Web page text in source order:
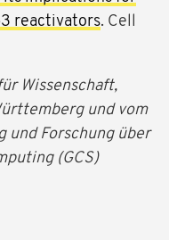
reactivators. Cell
Wissenschaft,
und vom
und Forschung über
(GCS)